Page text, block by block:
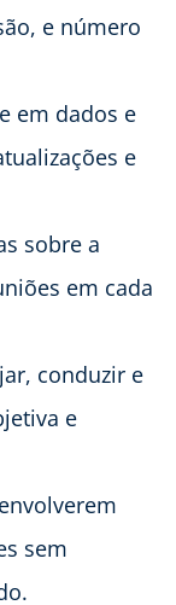
e número
em dados e
e
sobre a
em cada
conduzir e
e
sem